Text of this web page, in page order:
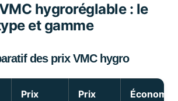
hygroréglable : le
et gamme
des prix VMC hygro
Prix
Prix